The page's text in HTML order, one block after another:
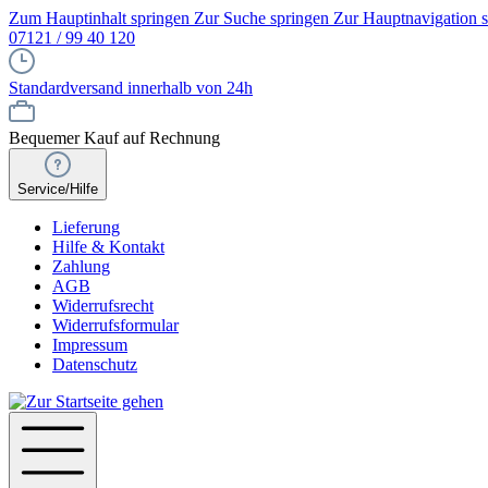
Zum Hauptinhalt springen Zur Suche springen Zur Hauptnavigation
07121 / 99 40 120
Standardversand innerhalb von 24h
Bequemer Kauf auf Rechnung
Service/Hilfe
Lieferung
Hilfe & Kontakt
Zahlung
AGB
Widerrufsrecht
Widerrufsformular
Impressum
Datenschutz